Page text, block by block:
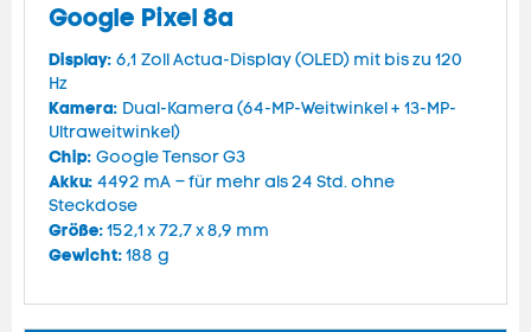
Google Pixel 8a
Display: 6,1 Zoll Actua-Display (OLED) mit bis zu 120
Hz
Kamera: Dual-Kamera (64-MP-Weitwinkel + 13-MP-
Ultraweitwinkel)
Chip: Google Tensor G3
Akku: 4492 mA – für mehr als 24 Std. ohne
Steckdose
Größe:152,1 x 72,7 x 8,9 mm
Gewicht:188 g